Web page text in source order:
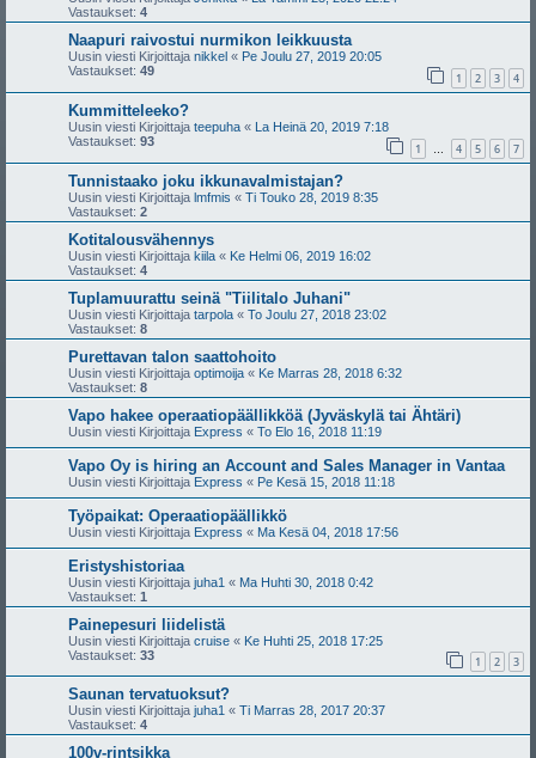
Vastaukset: 4
Naapuri raivostui nurmikon leikkuusta
Uusin viesti Kirjoittaja nikkel « Pe Joulu 27, 2019 20:05
Vastaukset: 49 1 2 3 4
Kummitteleeko?
Uusin viesti Kirjoittaja teepuha « La Heinä 20, 2019 7:18
Vastaukset: 93 1 … 4 5 6 7
Tunnistaako joku ikkunavalmistajan?
Uusin viesti Kirjoittaja lmfmis « Ti Touko 28, 2019 8:35
Vastaukset: 2
Kotitalousvähennys
Uusin viesti Kirjoittaja kiila « Ke Helmi 06, 2019 16:02
Vastaukset: 4
Tuplamuurattu seinä "Tiilitalo Juhani"
Uusin viesti Kirjoittaja tarpola « To Joulu 27, 2018 23:02
Vastaukset: 8
Purettavan talon saattohoito
Uusin viesti Kirjoittaja optimoija « Ke Marras 28, 2018 6:32
Vastaukset: 8
Vapo hakee operaatiopäällikköä (Jyväskylä tai Ähtäri)
Uusin viesti Kirjoittaja Express « To Elo 16, 2018 11:19
Vapo Oy is hiring an Account and Sales Manager in Vantaa
Uusin viesti Kirjoittaja Express « Pe Kesä 15, 2018 11:18
Työpaikat: Operaatiopäällikkö
Uusin viesti Kirjoittaja Express « Ma Kesä 04, 2018 17:56
Eristyshistoriaa
Uusin viesti Kirjoittaja juha1 « Ma Huhti 30, 2018 0:42
Vastaukset: 1
Painepesuri liidelistä
Uusin viesti Kirjoittaja cruise « Ke Huhti 25, 2018 17:25
Vastaukset: 33 1 2 3
Saunan tervatuoksut?
Uusin viesti Kirjoittaja juha1 « Ti Marras 28, 2017 20:37
Vastaukset: 4
100v-rintsikka